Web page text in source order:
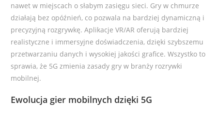
nawet w miejscach o słabym zasięgu sieci. Gry w chmurze
działają bez opóźnień, co pozwala na bardziej dynamiczną i
precyzyjną rozgrywkę. Aplikacje VR/AR oferują bardziej
realistyczne i immersyjne doświadczenia, dzięki szybszemu
przetwarzaniu danych i wysokiej jakości grafice. Wszystko to
sprawia, że 5G zmienia zasady gry w branży rozrywki
mobilnej.
Ewolucja gier mobilnych dzięki 5G